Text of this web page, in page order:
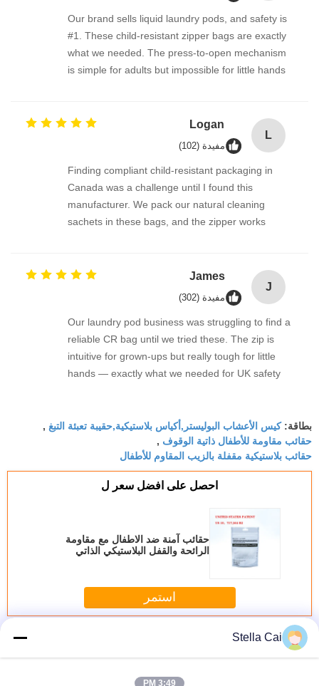
Our brand sells liquid laundry pods, and safety is
#1. These child-resistant zipper bags are exactly
what we needed. The press-to-open mechanism
is simple for adults but impossible for little hands
quality—this supplier is a keeper.
L
Logan
مفيدة (102)
Finding compliant child-resistant packaging in
Canada was a challenge until I found this
manufacturer. We pack our natural cleaning
sachets in these bags, and the zipper works
beautifully. Fast shipping, excellent print quality,
and fantastic support from the team.
J
James
مفيدة (302)
Our laundry pod business was struggling to find a
reliable CR bag until we tried these. The zip is
intuitive for grown-ups but really tough for little
hands — exactly what we needed for UK safety
The matte finish also takes our logo print
beautifully. Absolute lifesaver!
بطاقة:كيس الأعشاب البوليستر,أكياس بلاستيكية,حقيبة تعبئة التبغ ,
حقائب مقاومة للأطفال ذاتية الوقوف ,
حقائب بلاستيكية مقفلة بالزيب المقاوم للأطفال
احصل على افضل سعر ل
حقائب آمنة ضد الاطفال مع مقاومة
الرائحة والقفل البلاستيكي الذاتي
استمر
أكثر حقيبة مقاومة للأطفال
Stella Cai
3:49 PM